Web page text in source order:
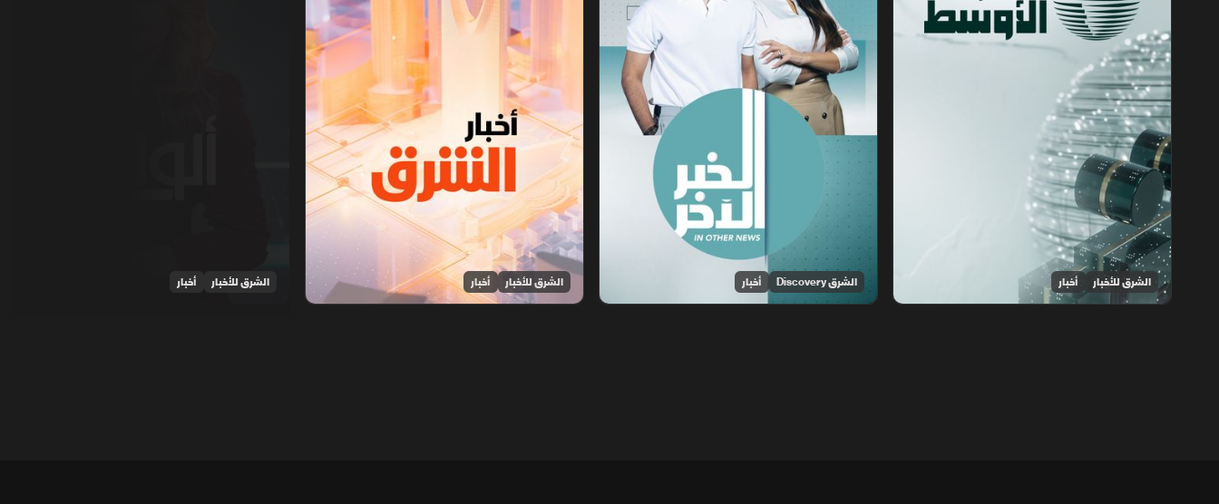
الشرق للأخبار أخبار الشرق Discovery أخبار الشرق للأخبار أخبار الشرق للأخبار أخبار